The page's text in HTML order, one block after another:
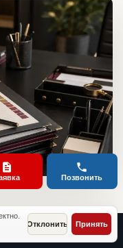
Отклонить Принять
Позвонить